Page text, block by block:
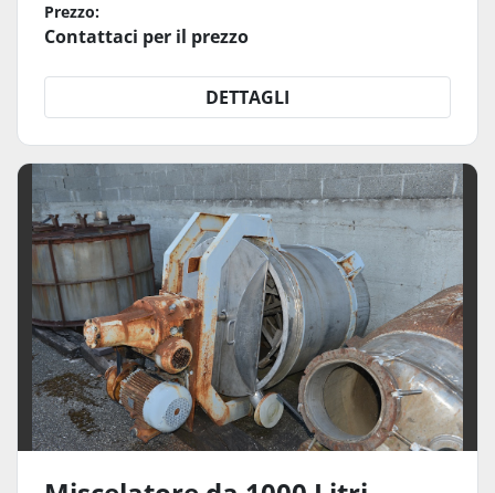
Prezzo:
Contattaci per il prezzo
DETTAGLI